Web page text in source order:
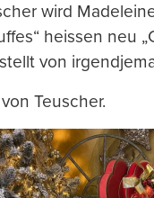
wird
heissen neu
von
Teuscher.